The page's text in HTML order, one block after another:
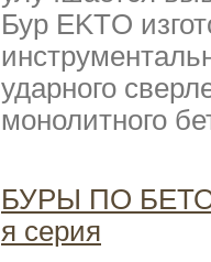
Бур EKTO
ударного
монолитного
БУРЫ ПО
я серия